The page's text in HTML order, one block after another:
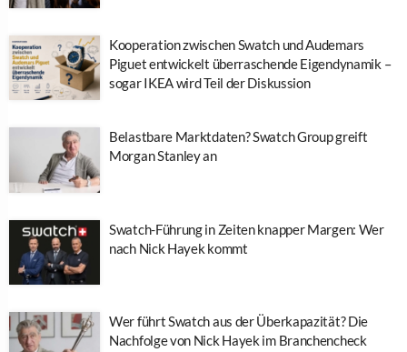
Kooperation zwischen Swatch und Audemars
Piguet entwickelt überraschende Eigendynamik –
sogar IKEA wird Teil der Diskussion
Belastbare Marktdaten? Swatch Group greift
Morgan Stanley an
Swatch-Führung in Zeiten knapper Margen: Wer
nach Nick Hayek kommt
Wer führt Swatch aus der Überkapazität? Die
Nachfolge von Nick Hayek im Branchencheck